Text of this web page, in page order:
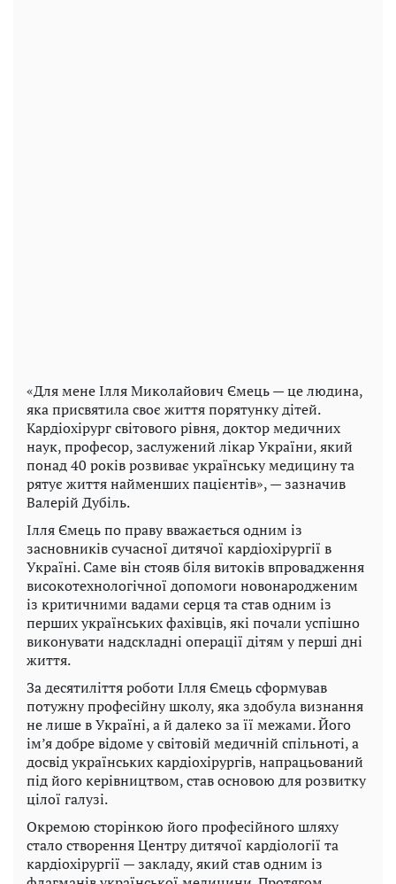
«Для мене Ілля Миколайович Ємець — це людина,
яка присвятила своє життя порятунку дітей.
Кардіохірург світового рівня, доктор медичних
наук, професор, заслужений лікар України, який
понад 40 років розвиває українську медицину та
рятує життя найменших пацієнтів», — зазначив
Валерій Дубіль.
Ілля Ємець по праву вважається одним із
засновників сучасної дитячої кардіохірургії в
Україні. Саме він стояв біля витоків впровадження
високотехнологічної допомоги новонародженим
із критичними вадами серця та став одним із
перших українських фахівців, які почали успішно
виконувати надскладні операції дітям у перші дні
життя.
За десятиліття роботи Ілля Ємець сформував
потужну професійну школу, яка здобула визнання
не лише в Україні, а й далеко за її межами. Його
ім’я добре відоме у світовій медичній спільноті, а
досвід українських кардіохірургів, напрацьований
під його керівництвом, став основою для розвитку
цілої галузі.
Окремою сторінкою його професійного шляху
стало створення Центру дитячої кардіології та
кардіохірургії — закладу, який став одним із